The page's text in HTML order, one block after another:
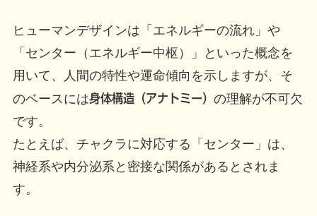
ヒューマンデザインは「エネルギーの流れ」や
「センター（エネルギー中枢）」といった概念を
用いて、人間の特性や運命傾向を示しますが、そ
のベースには身体構造（アナトミー） の理解が不可欠
です。
たとえば、チャクラに対応する「センター」は、
神経系や内分泌系と密接な関係があるとされま
す。